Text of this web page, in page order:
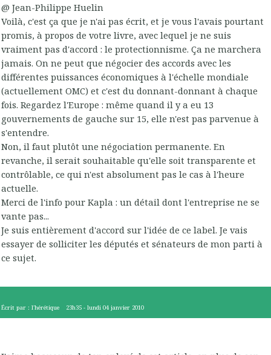
@ Jean-Philippe Huelin
Voilà, c'est ça que je n'ai pas écrit, et je vous l'avais pourtant
promis, à propos de votre livre, avec lequel je ne suis
vraiment pas d'accord : le protectionnisme. Ça ne marchera
jamais. On ne peut que négocier des accords avec les
différentes puissances économiques à l'échelle mondiale
(actuellement OMC) et c'est du donnant-donnant à chaque
fois. Regardez l'Europe : même quand il y a eu 13
gouvernements de gauche sur 15, elle n'est pas parvenue à
s'entendre.
Non, il faut plutôt une négociation permanente. En
revanche, il serait souhaitable qu'elle soit transparente et
contrôlable, ce qui n'est absolument pas le cas à l'heure
actuelle.
Merci de l'info pour Kapla : un détail dont l'entreprise ne se
vante pas...
Je suis entièrement d'accord sur l'idée de ce label. Je vais
essayer de solliciter les députés et sénateurs de mon parti à
ce sujet.
Écrit par : l'hérétique 23h35 -lundi 04 janvier 2010